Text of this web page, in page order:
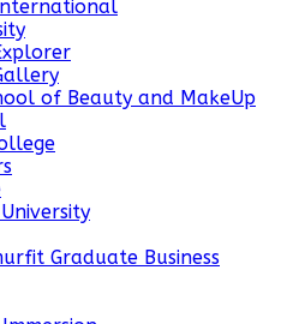
of Beauty and MakeUp
Graduate Business